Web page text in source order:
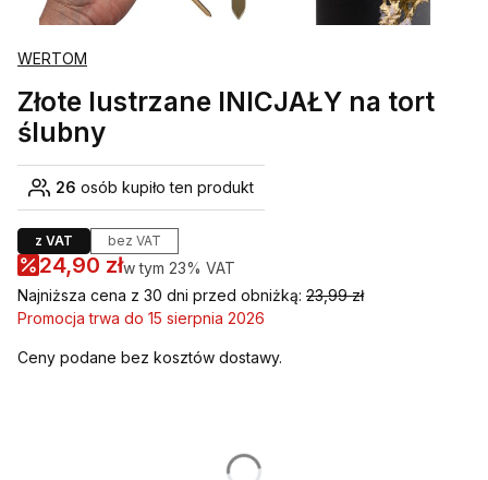
WERTOM
Złote lustrzane INICJAŁY na tort
ślubny
26 osób kupiło ten produkt
z VAT bez VAT
24,90 złw tym 23% VAT
w tym 23% VAT
Najniższa cena z 30 dni przed obniżką: 23,99 zł
Promocja trwa do 15 sierpnia 2026
Ceny podane bez kosztów dostawy.